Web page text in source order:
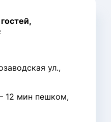
ул.,
12 мин пешком,